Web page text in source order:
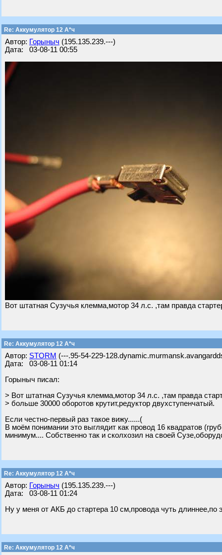
Re: Аккумулятор 12 А*ч
Автор: Горыныч (195.135.239.---)
Дата: 03-08-11 00:55
Вот штатная Сузучья клемма,мотор 34 л.с. ,там правда
Re: Аккумулятор 12 А*ч
Автор: STORM (---.95-54-229-
Дата: 03-08-11 01:14
Горыныч писал:
> Вот штатная Сузучья клемма,мотор 34 л.с. ,там правда
> больше 30000 оборотов крутит,редуктор двухступенчатый.
Если честно-первый раз такое вижу......(
В моём понимании это выглядит как провод 16 квадратов
минимум.... Собственно так и сколхозил на своей
Re: Аккумулятор 12 А*ч
Автор: Горыныч (195.135.239.---)
Дата: 03-08-11 01:24
Ну у меня от АКБ до стартера 10 см,провода чуть длиннее,по
Re: Аккумулятор 12 А*ч